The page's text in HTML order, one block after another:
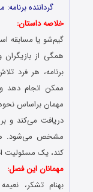
گرداننده
خلاصه داستان:
گیم‌شو یا مسابقه
همگی از
برنامه، هر فرد
ممکن انجام دهد
مهمان براساس
دریافت می‌کند و
مشخص می‌شود.
کند، یک مسئولیت
مهمانان این فصل:
بهنام تشکر،